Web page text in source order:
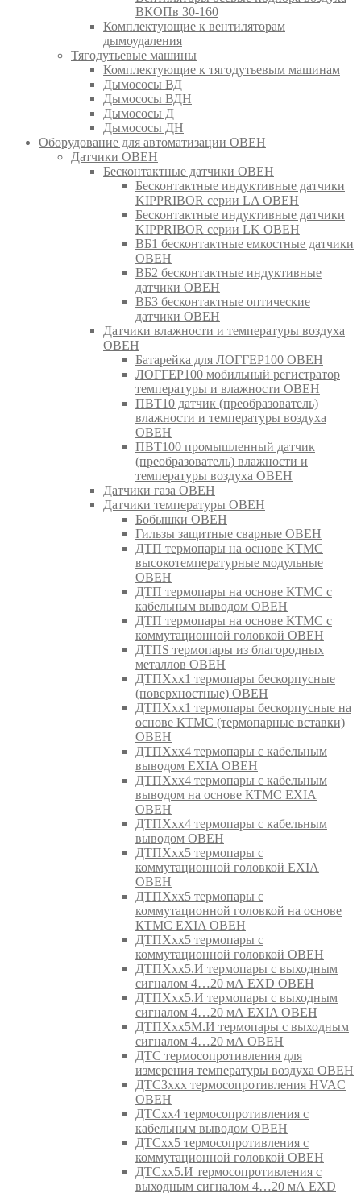
ВКОПв 30-160
Комплектующие к вентиляторам
дымоудаления
Тягодутьевые машины
Комплектующие к тягодутьевым машинам
Дымососы ВД
Дымососы ВДН
Дымососы Д
Дымососы ДН
Оборудование для автоматизации ОВЕН
Датчики ОВЕН
Бесконтактные датчики ОВЕН
Бесконтактные индуктивные датчики
KIPPRIBOR серии LA ОВЕН
Бесконтактные индуктивные датчики
KIPPRIBOR серии LK ОВЕН
ВБ1 бесконтактные емкостные датчики
ОВЕН
ВБ2 бесконтактные индуктивные
датчики ОВЕН
ВБ3 бесконтактные оптические
датчики ОВЕН
Датчики влажности и температуры воздуха
ОВЕН
Батарейка для ЛОГГЕР100 ОВЕН
ЛОГГЕР100 мобильный регистратор
температуры и влажности ОВЕН
ПВТ10 датчик (преобразователь)
влажности и температуры воздуха
ОВЕН
ПВТ100 промышленный датчик
(преобразователь) влажности и
температуры воздуха ОВЕН
Датчики газа ОВЕН
Датчики температуры ОВЕН
Бобышки ОВЕН
Гильзы защитные сварные ОВЕН
ДТП термопары на основе КТМС
высокотемпературные модульные
ОВЕН
ДТП термопары на основе КТМС с
кабельным выводом ОВЕН
ДТП термопары на основе КТМС с
коммутационной головкой ОВЕН
ДТПS термопары из благородных
металлов ОВЕН
ДТПХхх1 термопары бескорпусные
(поверхностные) ОВЕН
ДТПХхх1 термопары бескорпусные на
основе КТМС (термопарные вставки)
ОВЕН
ДТПХхх4 термопары с кабельным
выводом EXIA ОВЕН
ДТПХхх4 термопары с кабельным
выводом на основе КТМС EXIA
ОВЕН
ДТПХхх4 термопары с кабельным
выводом ОВЕН
ДТПХхх5 термопары с
коммутационной головкой EXIA
ОВЕН
ДТПХхх5 термопары с
коммутационной головкой на основе
КТМС EXIA ОВЕН
ДТПХхх5 термопары с
коммутационной головкой ОВЕН
ДТПХхх5.И термопары с выходным
сигналом 4…20 мА EXD ОВЕН
ДТПХхх5.И термопары с выходным
сигналом 4…20 мА EXIA ОВЕН
ДТПХхх5М.И термопары с выходным
сигналом 4…20 мА ОВЕН
ДТС термосопротивления для
измерения температуры воздуха ОВЕН
ДТС3ххх термосопротивления HVAC
ОВЕН
ДТСхх4 термосопротивления с
кабельным выводом ОВЕН
ДТСхх5 термосопротивления с
коммутационной головкой ОВЕН
ДТСхх5.И термосопротивления с
выходным сигналом 4…20 мА EXD